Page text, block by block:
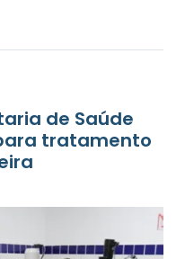
de Saúde
tratamento